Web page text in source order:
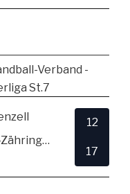
Verband -
St.7
TSV Alemannia Freiburg-Zähringen
12
17